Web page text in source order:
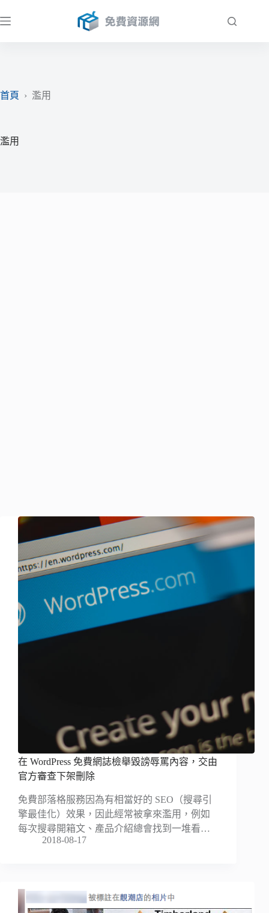
至
首頁
› 濫用
濫用
在 WordPress 免費網誌檢舉毀謗辱罵內容，交由
官方審查下架刪除
免費部落格服務因為有相當好的 SEO（搜尋引
擎最佳化）效果，因此經常被拿來濫用，例如
每次搜尋開箱文、產品介紹總會找到一堆看…
2018-08-17